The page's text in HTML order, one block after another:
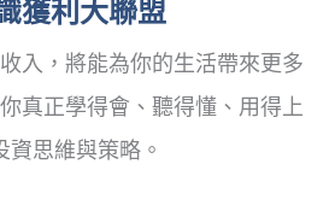
獲利大聯盟
入，將能為你的生活帶來更多
真正學得會、聽得懂、用得上
資思維與策略。